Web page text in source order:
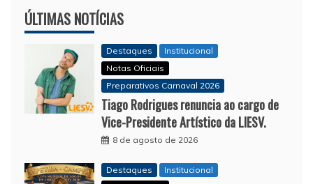
ÚLTIMAS NOTÍCIAS
Destaques
Institucional
Notas Oficiais
Preparativos Carnaval 2026
Tiago Rodrigues renuncia ao cargo de
Vice-Presidente Artístico da LIESV.
8 de agosto de 2026
Destaques
Institucional